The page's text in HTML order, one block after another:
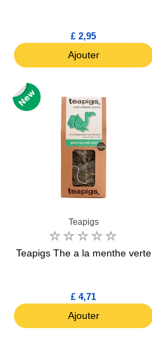
£ 2,95
Ajouter
Teapigs
Teapigs The a la menthe verte
£ 4,71
Ajouter